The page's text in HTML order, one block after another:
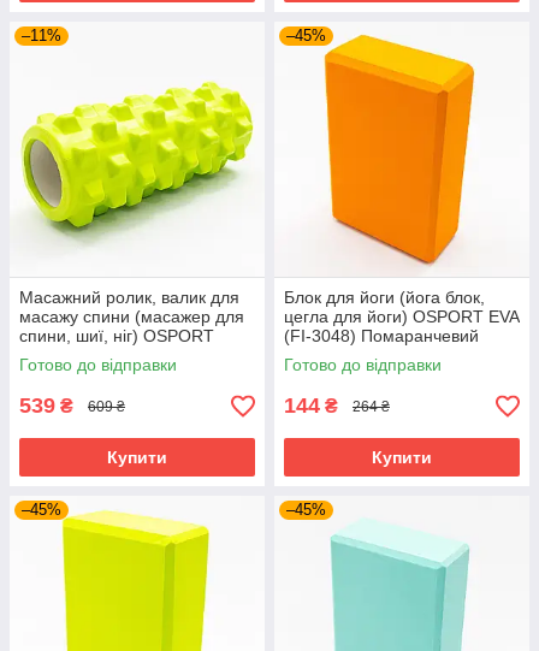
–11%
Масажний ролик, валик для
масажу спини (масажер для
спини, шиї, ніг) OSPORT
33*14см (MS 0857-9)
Зелений
Готово до відправки
539 ₴ 609 ₴
Купити
–45%
Блок для йоги (йога блок,
цегла для йоги) OSPORT EVA
(FI-3048) Помаранчевий
Готово до відправки
144 ₴ 264 ₴
Купити
–45% –45%